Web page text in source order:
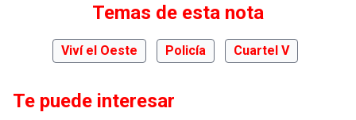
Temas de esta nota
Viví el Oeste Policía Cuartel V
Te puede interesar